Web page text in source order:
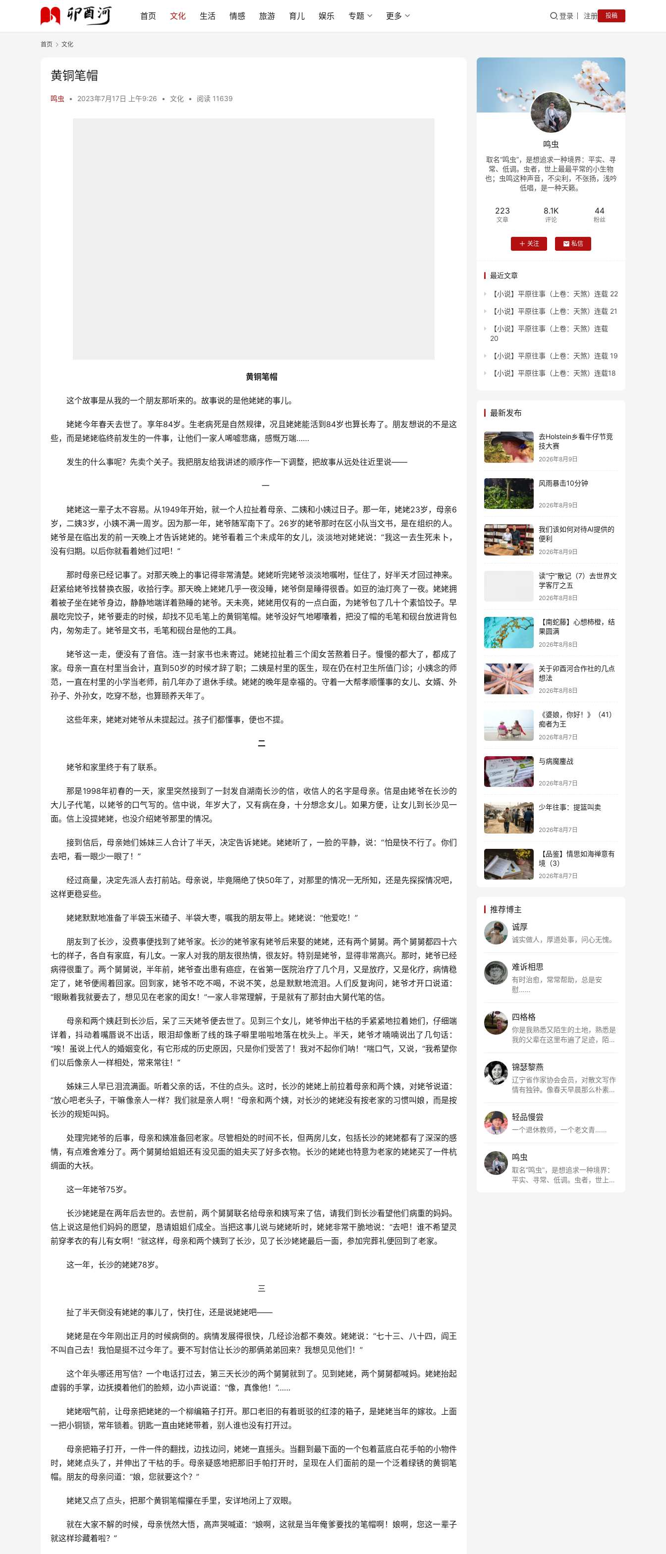
首页 文化 生活 情感 旅游 育儿 娱乐 专题 更多 登录 注册 投稿
首页 文化
黄铜笔帽
鸣虫 • 2023年7月17日 上午9:26 • 文化 • 阅读 11639
黄铜笔帽
这个故事是从我的一个朋友那听来的。故事说的是他姥姥的事儿。
姥姥今年春天去世了。享年84岁。生老病死是自然规律，况且姥姥能活到84岁也算长寿了。朋友想说的不是这
些，而是姥姥临终前发生的一件事，让他们一家人唏嘘悲痛，感慨万端……
发生的什么事呢？先卖个关子。我把朋友给我讲述的顺序作一下调整，把故事从远处往近里说——
一
姥姥这一辈子太不容易。从1949年开始，就一个人拉扯着母亲、二姨和小姨过日子。那一年，姥姥23岁，母亲6
岁，二姨3岁，小姨不满一周岁。因为那一年，姥爷随军南下了。26岁的姥爷那时在区小队当文书，是在组织的人。
姥爷是在临出发的前一天晚上才告诉姥姥的。姥爷看着三个未成年的女儿，淡淡地对姥姥说：“我这一去生死未卜，
没有归期。以后你就看着她们过吧！”
那时母亲已经记事了。对那天晚上的事记得非常清楚。姥姥听完姥爷淡淡地嘱咐，怔住了，好半天才回过神来。
赶紧给姥爷找替换衣服，收拾行李。那天晚上姥姥几乎一夜没睡，姥爷倒是睡得很香。如豆的油灯亮了一夜。姥姥拥
着被子坐在姥爷身边，静静地端详着熟睡的姥爷。天未亮，姥姥用仅有的一点白面，为姥爷包了几十个素馅饺子。早
晨吃完饺子，姥爷要走的时候，却找不见毛笔上的黄铜笔帽。姥爷没好气地嘟囔着，把没了帽的毛笔和砚台放进背包
内，匆匆走了。姥爷是文书，毛笔和砚台是他的工具。
姥爷这一走，便没有了音信。连一封家书也未寄过。姥姥拉扯着三个闺女苦熬着日子。慢慢的都大了，都成了
家。母亲一直在村里当会计，直到50岁的时候才辞了职；二姨是村里的医生，现在仍在村卫生所值门诊；小姨念的师
范，一直在村里的小学当老师，前几年办了退休手续。姥姥的晚年是幸福的。守着一大帮孝顺懂事的女儿、女婿、外
孙子、外孙女，吃穿不愁，也算颐养天年了。
这些年来，姥姥对姥爷从未提起过。孩子们都懂事，便也不提。
二
姥爷和家里终于有了联系。
那是1998年初春的一天，家里突然接到了一封发自湖南长沙的信，收信人的名字是母亲。信是由姥爷在长沙的
大儿子代笔，以姥爷的口气写的。信中说，年岁大了，又有病在身，十分想念女儿。如果方便，让女儿到长沙见一
面。信上没提姥姥，也没介绍姥爷那里的情况。
接到信后，母亲她们姊妹三人合计了半天，决定告诉姥姥。姥姥听了，一脸的平静，说：“怕是快不行了。你们
去吧，看一眼少一眼了！”
经过商量，决定先派人去打前站。母亲说，毕竟隔绝了快50年了，对那里的情况一无所知，还是先探探情况吧，
这样更稳妥些。
姥姥默默地准备了半袋玉米碴子、半袋大枣，嘱我的朋友带上。姥姥说：“他爱吃！”
朋友到了长沙，没费事便找到了姥爷家。长沙的姥爷家有姥爷后来娶的姥姥，还有两个舅舅。两个舅舅都四十六
七的样子，各自有家庭，有儿女。一家人对我的朋友很热情，很友好。特别是姥爷，显得非常高兴。那时，姥爷已经
病得很重了。两个舅舅说，半年前，姥爷查出患有癌症，在省第一医院治疗了几个月，又是放疗，又是化疗，病情稳
定了，姥爷便闹着回家。回到家，姥爷不吃不喝，不说不笑，总是默默地流泪。人们反复询问，姥爷才开口说道：
“眼瞅着我就要去了，想见见在老家的闺女！”一家人非常理解，于是就有了那封由大舅代笔的信。
母亲和两个姨赶到长沙后，呆了三天姥爷便去世了。见到三个女儿，姥爷伸出干枯的手紧紧地拉着她们，仔细端
详着，抖动着嘴唇说不出话，眼泪却像断了线的珠子噼里啪啦地落在枕头上。半天，姥爷才喃喃说出了几句话：
“唉！虽说上代人的婚姻变化，有它形成的历史原因，只是你们受苦了！我对不起你们呐！”喘口气，又说，“我希望你
们以后像亲人一样相处，常来常往！”
姊妹三人早已泪流满面。听着父亲的话，不住的点头。这时，长沙的姥姥上前拉着母亲和两个姨，对姥爷说道：
“放心吧老头子，干嘛像亲人一样？我们就是亲人啊！”母亲和两个姨，对长沙的姥姥没有按老家的习惯叫娘，而是按
长沙的规矩叫妈。
处理完姥爷的后事，母亲和姨准备回老家。尽管相处的时间不长，但两房儿女，包括长沙的姥姥都有了深深的感
情，有点难舍难分了。两个舅舅给姐姐还有没见面的姐夫买了好多衣物。长沙的姥姥也特意为老家的姥姥买了一件杭
绸面的大袄。
这一年姥爷75岁。
长沙姥姥是在两年后去世的。去世前，两个舅舅联名给母亲和姨写来了信，请我们到长沙看望他们病重的妈妈。
信上说这是他们妈妈的愿望，恳请姐姐们成全。当把这事儿说与姥姥听时，姥姥非常干脆地说：“去吧！谁不希望灵
前穿孝衣的有儿有女啊！”就这样，母亲和两个姨到了长沙，见了长沙姥姥最后一面，参加完葬礼便回到了老家。
这一年，长沙的姥姥78岁。
三
扯了半天倒没有姥姥的事儿了，快打住，还是说姥姥吧——
姥姥是在今年刚出正月的时候病倒的。病情发展得很快，几经诊治都不奏效。姥姥说：“七十三、八十四，阎王
不叫自己去！我怕是挺不过今年了。要不写封信让长沙的那俩弟弟回来？我想见见他们！”
这个年头哪还用写信？一个电话打过去，第三天长沙的两个舅舅就到了。见到姥姥，两个舅舅都喊妈。姥姥抬起
虚弱的手掌，边抚摸着他们的脸颊，边小声说道：“像，真像他！”……
姥姥咽气前，让母亲把姥姥的一个柳编箱子打开。那口老旧的有着斑驳的红漆的箱子，是姥姥当年的嫁妆。上面
一把小铜锁，常年锁着。钥匙一直由姥姥带着，别人谁也没有打开过。
母亲把箱子打开，一件一件的翻找，边找边问，姥姥一直摇头。当翻到最下面的一个包着蓝底白花手帕的小物件
时，姥姥点头了，并伸出了干枯的手。母亲疑惑地把那旧手帕打开时，呈现在人们面前的是一个泛着绿锈的黄铜笔
帽。朋友的母亲问道：“娘，您就要这个？”
姥姥又点了点头，把那个黄铜笔帽攥在手里，安详地闭上了双眼。
就在大家不解的时候，母亲恍然大悟，高声哭喊道：“娘啊，这就是当年俺爹要找的笔帽啊！娘啊，您这一辈子
就这样珍藏着啦？”
鸣虫
取名“鸣虫”，是想追求一种境界：平实、寻
常、低调。虫者，世上最最平常的小生物
也；虫鸣这种声音，不尖利，不张扬，浅吟
低唱，是一种天籁。
223
文章
8.1K
评论
44
粉丝
关注 私信
最近文章
【小说】平原往事（上卷：天煞）连载 22
【小说】平原往事（上卷：天煞）连载 21
【小说】平原往事（上卷：天煞）连载
20
【小说】平原往事（上卷：天煞）连载 19
【小说】平原往事（上卷：天煞）连载18
最新发布
去Holstein乡看牛仔节竞
技大赛
2026年8月9日
风雨暴击10分钟
2026年8月9日
我们该如何对待AI提供的
便利
2026年8月9日
读“宁”散记（7）去世界文
学客厅之五
2026年8月8日
【南蛇藤】心想柿橙，结
果圆满
2026年8月8日
关于卯酉河合作社的几点
想法
2026年8月8日
《婆娘，你好！》（41）
痴者为王
2026年8月7日
与病魔鏖战
2026年8月7日
少年往事：提篮叫卖
2026年8月7日
【品鉴】情思如海禅意有
境（3）
2026年8月7日
推荐博主
诚厚
诚实做人，厚道处事，问心无愧。
难诉相思
有时治愈，常常帮助，总是安
慰……
四格格
你是我熟悉又陌生的土地，熟悉是
我的父辈在这里布遍了足迹，陌生
根所在，我用文字慢慢认识你、慢
慢熟悉你。
锦瑟黎燕
辽宁省作家协会会员，对散文写作
情有独钟。像春天早晨那么朴素，
轻品慢尝
一个退休教师，一个老文青……
鸣虫
取名“鸣虫”，是想追求一种境界：
平实、寻常、低调。虫者，世上最